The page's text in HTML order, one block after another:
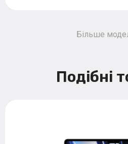
Більше
Подібні